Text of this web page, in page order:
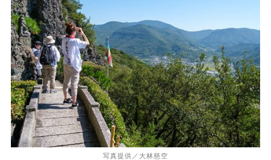
写真提供／大林慈空